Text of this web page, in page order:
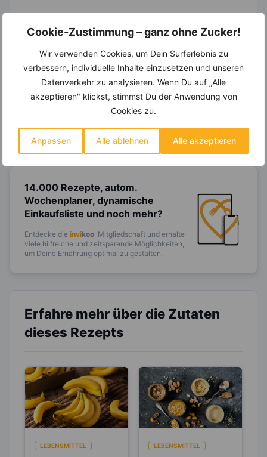
Cookie-Zustimmung – ganz ohne Zucker!
Wir verwenden Cookies, um Dein Surferlebnis zu
verbessern, individuelle Inhalte einzusetzen und unseren
Datenverkehr zu analysieren. Wenn Du auf „Alle
akzeptieren" klickst, stimmst Du der Anwendung von
Cookies zu.
Anpassen Alle ablehnen Alle akzeptieren
Ein Ernährungsplan auf Dich
abgestimmtnur mit Deinen
eigenen Rezepten?
Erstelle Dir Deinen eigenen, individuellen
Ernährungsplan nur mit Deinen
Know-Hows voninvikoo.
14.000 Rezepte, autom.
Wochenplaner, dynamische
Einkaufsliste und noch mehr?
Entdecke die invikoo-Mitgliedschaft und erhalte
viele hilfreiche und zeitsparende Möglichkeiten,
um Deine Ernährung optimal zu gestalten.
Erfahre mehr über die Zutaten
dieses Rezepts
LEBENSMITTEL LEBENSMITTEL